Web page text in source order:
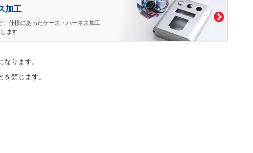
加工
、仕様にあったケース・ハーネス加工
ます
ります。
禁じます。